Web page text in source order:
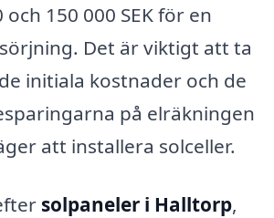
150 000 SEK för en
Det är viktigt att ta
initiala kostnader och de
på elräkningen
att installera solceller.
solpaneler i Halltorp,